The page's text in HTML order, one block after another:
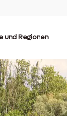
und Regionen